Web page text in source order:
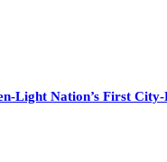
Light Nation’s First